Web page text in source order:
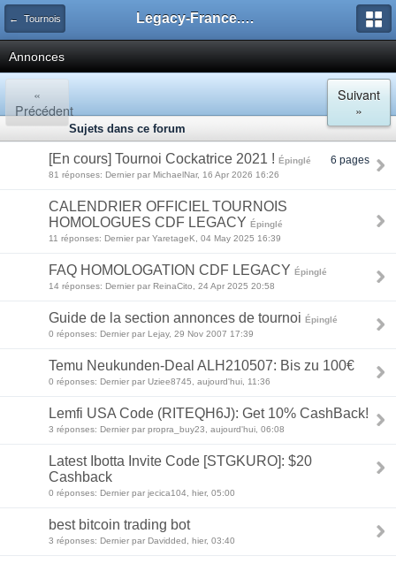
← Tournois Legacy-France.org - Forum
Annonces
«
Précédent
Suivant
»
Sujets dans ce forum
[En cours] Tournoi Cockatrice 2021 ! Épinglé 6 pages
81 réponses: Dernier par MichaelNar, 16 Apr 2026 16:26
CALENDRIER OFFICIEL TOURNOIS
HOMOLOGUES CDF LEGACY Épinglé
11 réponses: Dernier par YaretageK, 04 May 2025 16:39
FAQ HOMOLOGATION CDF LEGACY Épinglé
14 réponses: Dernier par ReinaCito, 24 Apr 2025 20:58
Guide de la section annonces de tournoi Épinglé
0 réponses: Dernier par Lejay, 29 Nov 2007 17:39
Temu Neukunden-Deal ALH210507: Bis zu 100€
0 réponses: Dernier par Uziee8745, aujourd'hui, 11:36
Lemfi USA Code (RITEQH6J): Get 10% CashBack!
3 réponses: Dernier par propra_buy23, aujourd'hui, 06:08
Latest Ibotta Invite Code [STGKURO]: $20
Cashback
0 réponses: Dernier par jecica104, hier, 05:00
best bitcoin trading bot
3 réponses: Dernier par Davidded, hier, 03:40